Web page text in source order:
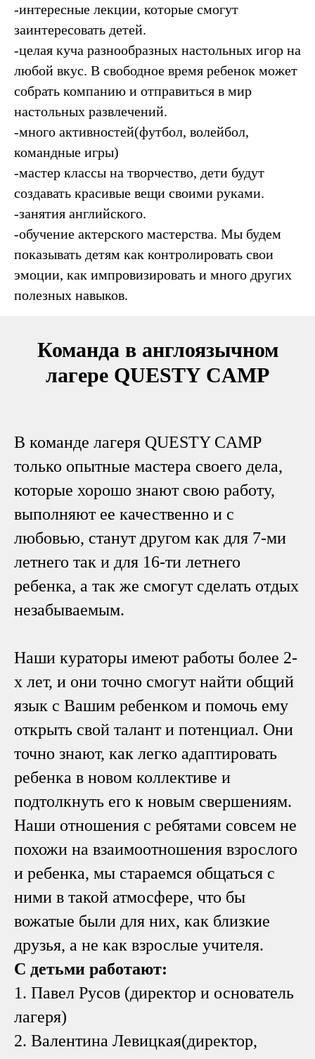
-интересные лекции, которые смогут
заинтересовать детей.
-целая куча разнообразных настольных игор на
любой вкус. В свободное время ребенок может
собрать компанию и отправиться в мир
настольных развлечений.
-много активностей(футбол, волейбол,
командные игры)
-мастер классы на творчество, дети будут
создавать красивые вещи своими руками.
-занятия английского.
-обучение актерского мастерства. Мы будем
показывать детям как контролировать свои
эмоции, как импровизировать и много других
полезных навыков.
Команда в англоязычном
лагере QUESTY CAMP
В команде лагеря QUESTY CAMP
только опытные мастера своего дела,
которые хорошо знают свою работу,
выполняют ее качественно и с
любовью, станут другом как для 7-ми
летнего так и для 16-ти летнего
ребенка, а так же смогут сделать отдых
незабываемым.
Наши кураторы имеют работы более 2-
х лет, и они точно смогут найти общий
язык с Вашим ребенком и помочь ему
открыть свой талант и потенциал. Они
точно знают, как легко адаптировать
ребенка в новом коллективе и
подтолкнуть его к новым свершениям.
Наши отношения с ребятами совсем не
похожи на взаимоотношения взрослого
и ребенка, мы стараемся общаться с
ними в такой атмосфере, что бы
вожатые были для них, как близкие
друзья, а не как взрослые учителя.
С детьми работают:
1. Павел Русов (директор и основатель
лагеря)
2. Валентина Левицкая(директор,